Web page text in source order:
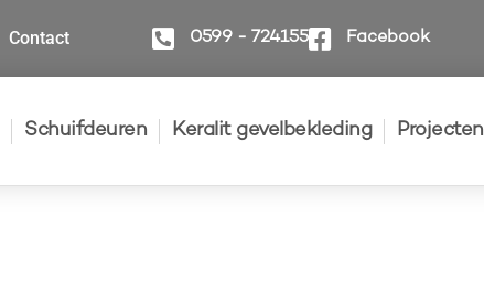
Contact 0599 - 724155 Facebook
Schuifdeuren Keralit gevelbekleding Projecten